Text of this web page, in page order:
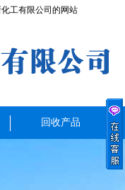
工有限公司的网站
回收产品